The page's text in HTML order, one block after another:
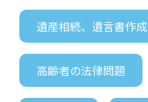
遺産相続、遺言書作成
高齢者の法律問題